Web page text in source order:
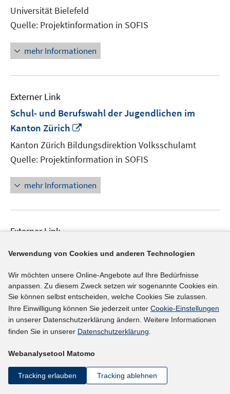
öffnen
Universität Bielefeld
Quelle: Projektinformation in SOFIS
mehr Informationen
Externer Link
Schul- und Berufswahl der Jugendlichen im
Kanton Zürich
neuem
Fenster
öffnen
Kanton Zürich Bildungsdirektion Volksschulamt
Quelle: Projektinformation in SOFIS
mehr Informationen
Externer Link
Selbstwirksamkeit und verwandten Konstrukten
In
neuem
Fenster
öffnen
Universität Zürich
Quelle: Projektinformation in SOFIS
mehr Informationen
Verwendung von Cookies und anderen Technologien
Wir möchten unsere Online-Angebote auf Ihre Bedürfnisse
anpassen. Zu diesem Zweck setzen wir sogenannte Cookies ein.
Sie können selbst entscheiden, welche Cookies Sie zulassen.
Ihre Einwilligung können Sie jederzeit unter Cookie-Einstellungen
in unserer Datenschutzerklärung ändern. Weitere Informationen
finden Sie in unserer Datenschutzerklärung.
Webanalysetool Matomo
Tracking erlauben Tracking ablehnen